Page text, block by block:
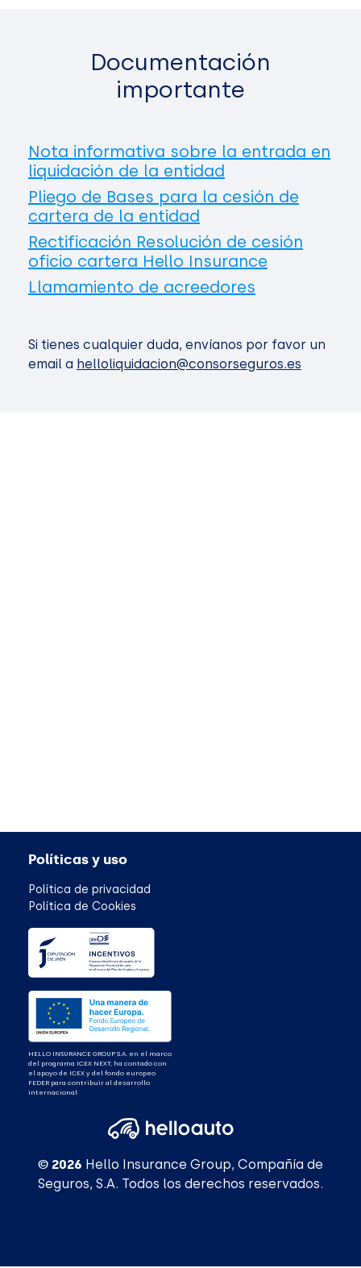
Documentación
importante
Nota informativa sobre la entrada en
liquidación de la entidad
Pliego de Bases para la cesión de
cartera de la entidad
Rectificación Resolución de cesión
oficio cartera Hello Insurance
Llamamiento de acreedores
Si tienes cualquier duda, envíanos por favor un
email a helloliquidacion@consorseguros.es
HELLO INSURANCE GROUP S.A. en el marco
del programa ICEX NEXT, ha contado con
el apoyo de ICEX y del fondo europeo
FEDER para contribuir al desarrollo
internacional
Políticas y uso
Política de privacidad
Política de Cookies
© 2026 Hello Insurance Group, Compañía de
Seguros, S.A. Todos los derechos reservados.